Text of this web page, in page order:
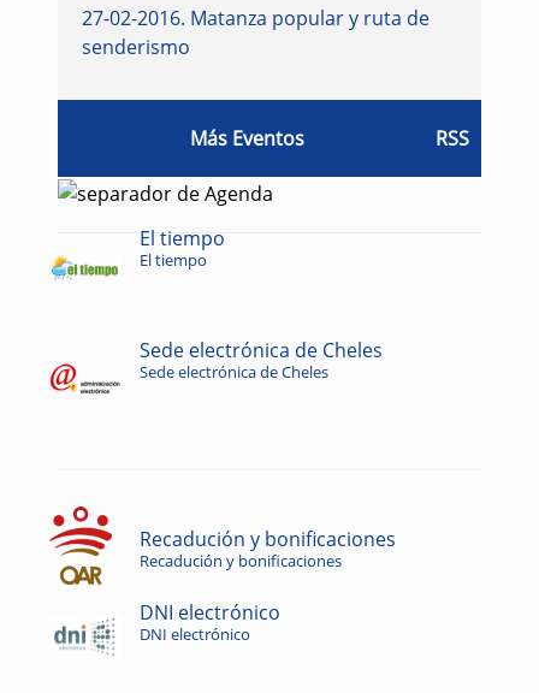
27-02-2016. Matanza popular y ruta de
senderismo
Más Eventos RSS
El tiempo
El tiempo
Sede electrónica de Cheles
Sede electrónica de Cheles
Recadución y bonificaciones
Recadución y bonificaciones
DNI electrónico
DNI electrónico